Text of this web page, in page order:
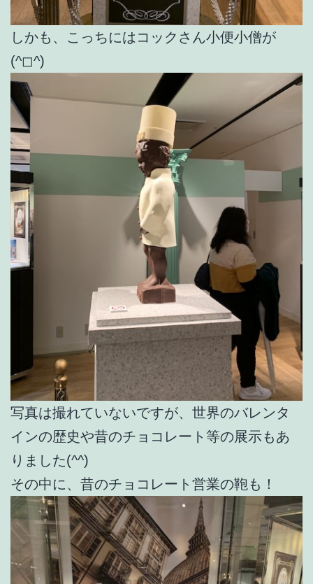
しかも、こっちにはコックさん小便小僧が
(^◻︎^)
写真は撮れていないですが、世界のバレンタ
インの歴史や昔のチョコレート等の展示もあ
りました(^^)
その中に、昔のチョコレート営業の鞄も！